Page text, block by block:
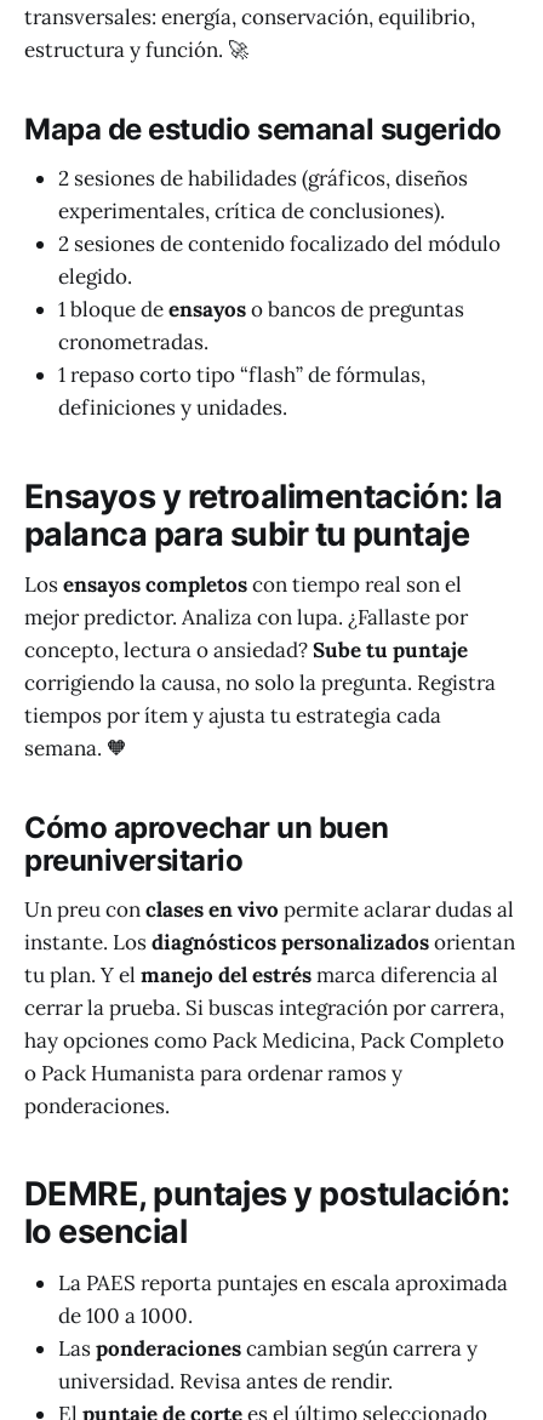
transversales: energía, conservación, equilibrio,
estructura y función. 🚀
Mapa de estudio semanal sugerido
2 sesiones de habilidades (gráficos, diseños
experimentales, crítica de conclusiones).
2 sesiones de contenido focalizado del módulo
elegido.
1 bloque deensayoso bancos de preguntas
cronometradas.
1 repaso corto tipo “flash” de fórmulas,
definiciones y unidades.
Ensayos y retroalimentación: la
palanca para subir tu puntaje
Losensayos completoscon tiempo real son el
mejor predictor. Analiza con lupa. ¿Fallaste por
concepto, lectura o ansiedad?Sube tu puntaje
corrigiendo la causa, no solo la pregunta. Registra
tiempos por ítem y ajusta tu estrategia cada
semana. 🧡
Cómo aprovechar un buen
preuniversitario
Un preu conclases en vivo permite aclarar dudas al
instante. Losdiagnósticos personalizadosorientan
tu plan. Y el manejo del estrésmarca diferencia al
cerrar la prueba. Si buscas integración por carrera,
hay opciones como Pack Medicina, Pack Completo
o Pack Humanista para ordenar ramos y
ponderaciones.
DEMRE, puntajes y postulación:
lo esencial
La PAES reporta puntajes en escala aproximada
de 100 a 1000.
Lasponderacionescambian según carrera y
universidad. Revisa antes de rendir.
El puntaje de cortees el último seleccionado